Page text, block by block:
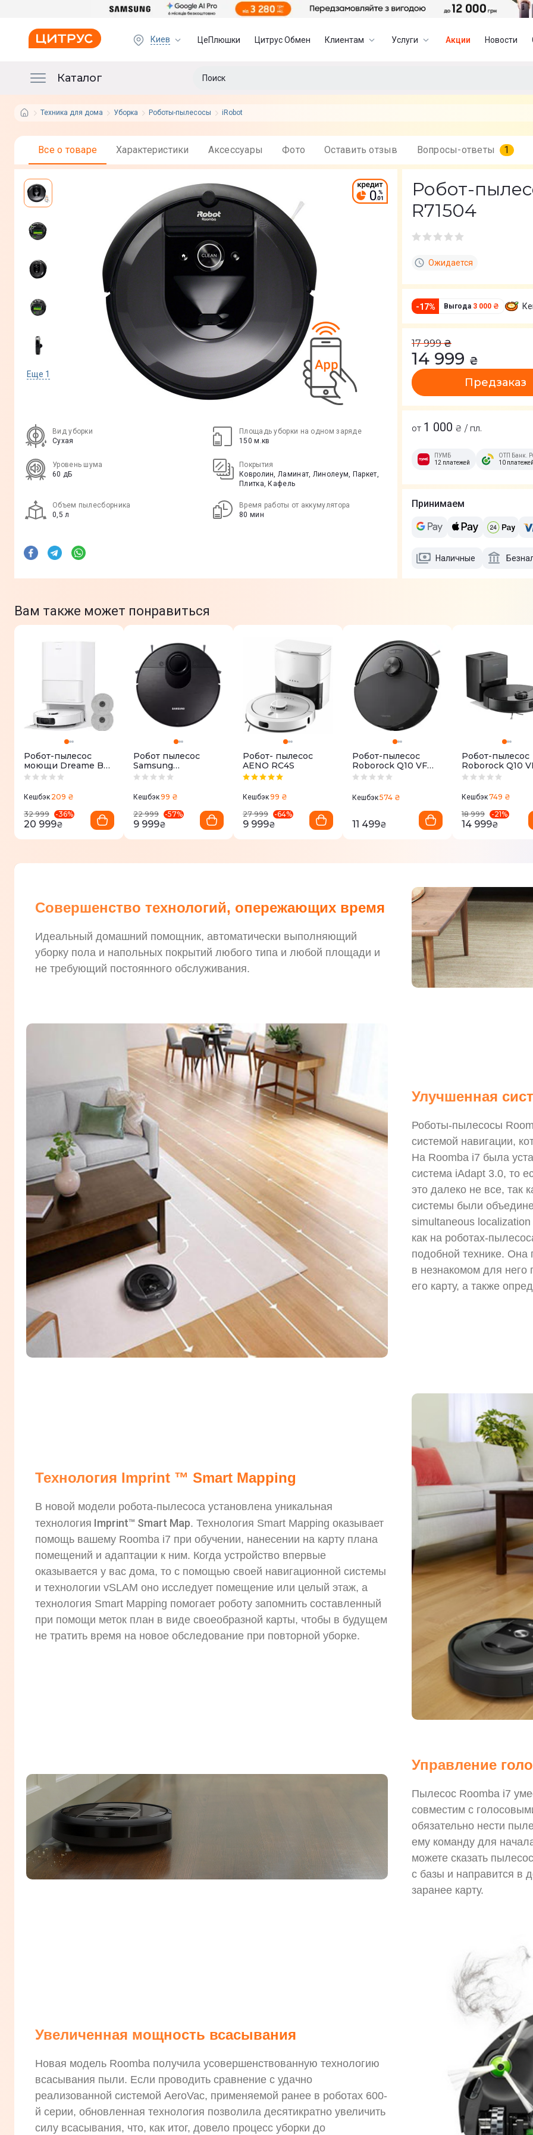
Киев ЦеПлюшки Цитрус Обмен Клиентам Услуги Акции Новости
Каталог
Техника для дома Уборка Роботы-пылесосы iRobot
Все о товаре Характеристики Аксессуары Фото Оставить отзыв Вопросы-ответы 1
Еще 1
Вид уборки
Сухая
Площадь уборки на одном заряде
150 м.кв
Уровень шума
60 дБ
Покрытия
Ковролин, Ламинат, Линолеум, Паркет,
Плитка, Кафель
Объем пылесборника
0,5 л
Время работы от аккумулятора
80 мин
Робот-
R71504
Ожидается
-17% Выгода 3 000 ₴
17 999 ₴
14 999 ₴
Предзаказ
от 1 000 ₴ / пл.
ПУМБ
12 платежей
ОТП Банк.
10 платежей
Принимаем
Наличные
Вам также может понравиться
Робот-пылесос
моющи Dreame Bot
D20 Ultra (RLD31SE)
Кешбэк 209 ₴
32 999
-36%
20 999₴
Робот пылесос
Samsung
VR3MB77312K/UK
Кешбэк99 ₴
22 999
-57%
9 999₴
Робот- пылесос
AENO RC4S
Кешбэк99 ₴
27 999
-64%
9 999₴
Робот-пылесос
Roborock Q10 VF
1142369 черный
Кешбэк574 ₴
11 499₴
Робот-пылесос
Roborock Q10
1142371 черный
Кешбэк749 ₴
18 999
-21%
14 999₴
Совершенство технологий, опережающих время
Идеальный домашний помощник, автоматически выполняющий
уборку пола и напольных покрытий любого типа и любой площади и
не требующий постоянного обслуживания.
Улучшенная
Роботы-пылесосы
системой навигации,
На Roomba i7 была
система iAdapt 3.0, то
это далеко не все, так
системы были
simultaneous
как на роботах-
подобной технике. Она
в незнакомом для
его карту, а также
Технология Imprint ™ Smart Mapping
В новой модели робота-пылесоса установлена уникальная
технология Imprint™ Smart Map. Технология Smart Mapping оказывает
помощь вашему Roomba i7 при обучении, нанесении на карту плана
помещений и адаптации к ним. Когда устройство впервые
оказывается у вас дома, то с помощью своей навигационной системы
и технологии vSLAM оно исследует помещение или целый этаж, а
технология Smart Mapping помогает роботу запомнить составленный
при помощи меток план в виде своеобразной карты, чтобы в будущем
не тратить время на новое обследование при повторной уборке.
Управление
Пылесос Roomba i7
совместим с
обязательно нести
ему команду для
можете сказать
с базы и направится в
заранее карту.
Увеличенная мощность всасывания
Новая модель Roomba получила усовершенствованную технологию
всасывания пыли. Если проводить сравнение с удачно
реализованной системой AeroVac, применяемой ранее в роботах 600-
й серии, обновленная технология позволила десятикратно увеличить
силу всасывания, что, как итог, довело процесс уборки до